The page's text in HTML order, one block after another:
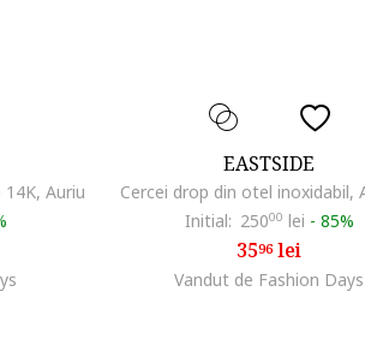
Auriu
EASTSIDE
Cercei drop din otel inoxidabil,
Initial: 25000 lei - 85%
3596lei
Vandut de Fashion Days